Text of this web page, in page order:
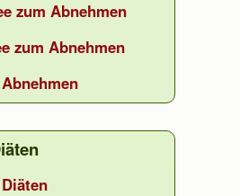
zum Abnehmen
zum Abnehmen